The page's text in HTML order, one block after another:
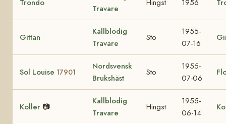
Trondo
Travare
Hingst 1956
Gittan
Kallblodig
Travare
Sto
1955-
07-16
Sol Louise 17901
Nordsvensk
Brukshäst
Sto
1955-
07-06
Koller 📷
Kallblodig
Travare
Hingst
1955-
06-14